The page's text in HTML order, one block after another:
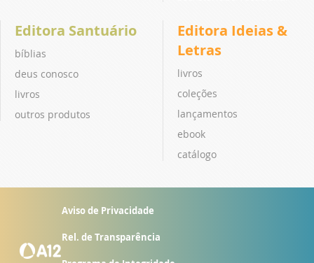
Editora Santuário
bíblias
deus conosco
livros
outros produtos
Editora Ideias &
Letras
livros
coleções
lançamentos
ebook
catálogo
Aviso de Privacidade
Rel. de Transparência